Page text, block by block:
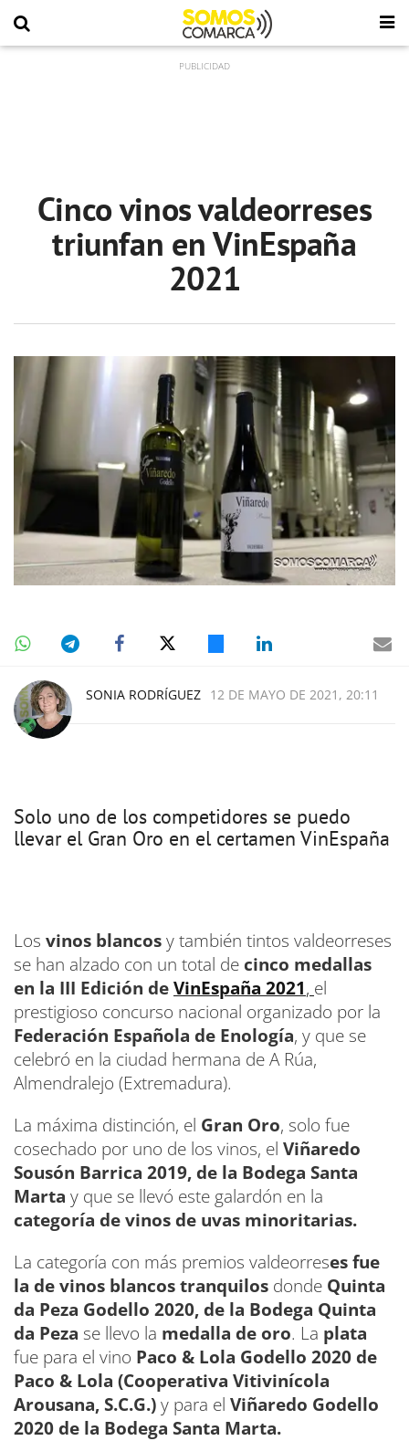
Cinco vinos valdeorreses
triunfan en VinEspaña
2021
SONIA RODRÍGUEZ 12 DE MAYO DE 2021, 20:11
Solo uno de los competidores se puedo
llevar el Gran Oro en el certamen VinEspaña
Los vinos blancosy también tintos valdeorreses
se han alzado con un total de cinco medallas
en la III Edición deVinEspaña 2021, el
prestigioso concurso nacional organizado por la
Federación Española de Enología, y que se
celebró en la ciudad hermana de A Rúa,
Almendralejo (Extremadura).
La máxima distinción, el Gran Oro, solo fue
cosechado por uno de los vinos, el Viñaredo
Sousón Barrica 2019, de la Bodega Santa
Marta y que se llevó este galardón en la
categoría de vinos de uvas minoritarias.
La categoría con más premios valdeorreses fue
la de vinos blancos tranquilos donde Quinta
da Peza Godello 2020, de la Bodega Quinta
da Peza se llevo la medalla de oro. La plata
fue para el vino Paco & Lola Godello 2020 de
Paco & Lola (Cooperativa Vitivinícola
Arousana, S.C.G.)y para el Viñaredo Godello
2020 de la Bodega Santa Marta.